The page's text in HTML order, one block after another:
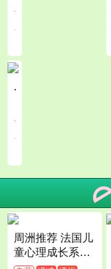
.
.
.
周洲推荐 法国儿
童心理成长系列
社交力培养全套1